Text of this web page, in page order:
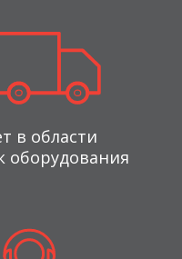
в области
оборудования